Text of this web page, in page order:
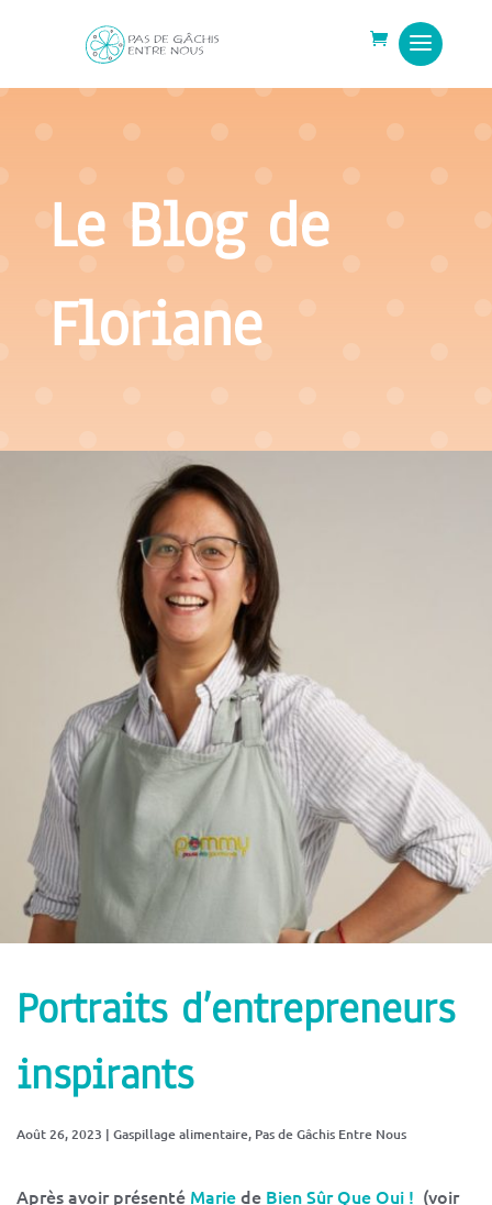
Le Blog de
Floriane
Portraits d’entrepreneurs
inspirants
Août 26, 2023 | Gaspillage alimentaire, Pas de Gâchis Entre Nous
Après avoir présenté Mariede Bien Sûr Que Oui ! (voir